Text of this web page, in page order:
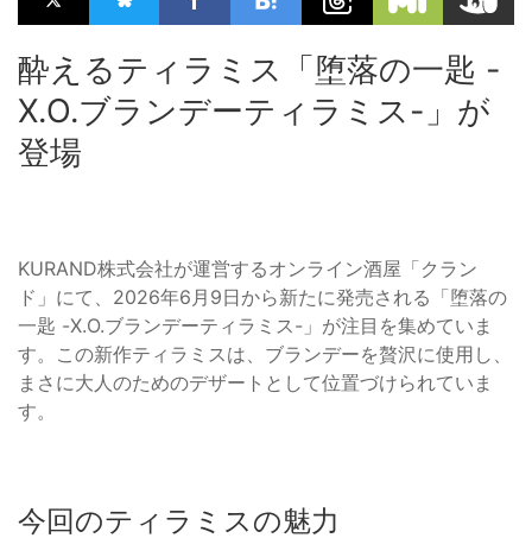
酔えるティラミス「堕落の一匙 -
X.O.ブランデーティラミス-」が
登場
KURAND株式会社が運営するオンライン酒屋「クラン
ド」にて、2026年6月9日から新たに発売される「堕落の
一匙 -X.O.ブランデーティラミス-」が注目を集めていま
す。この新作ティラミスは、ブランデーを贅沢に使用し、
まさに大人のためのデザートとして位置づけられていま
す。
今回のティラミスの魅力